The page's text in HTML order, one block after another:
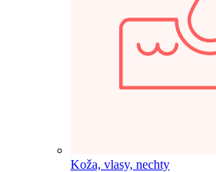
Koža, vlasy, nechty